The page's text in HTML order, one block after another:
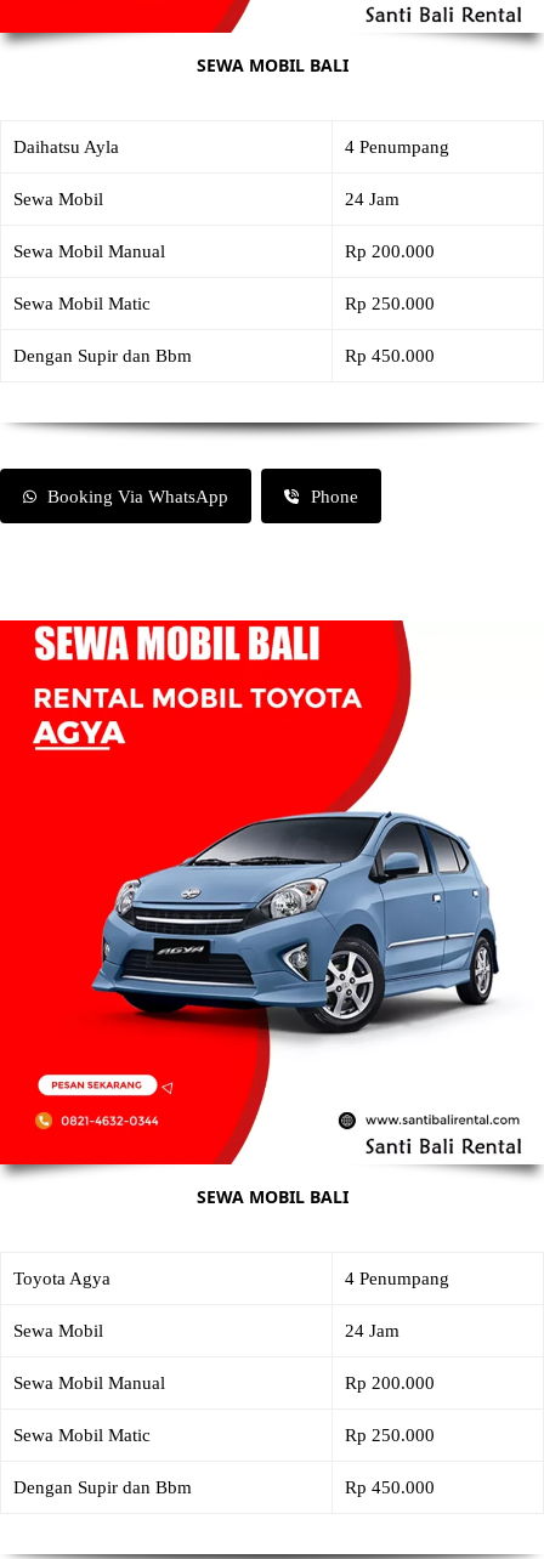
SEWA MOBIL BALI
Daihatsu Ayla 4 Penumpang
Sewa Mobil 24 Jam
Sewa Mobil Manual Rp 200.000
Sewa Mobil Matic Rp 250.000
Dengan Supir dan Bbm Rp 450.000
Booking Via WhatsApp Phone
SEWA MOBIL BALI
Toyota Agya 4 Penumpang
Sewa Mobil 24 Jam
Sewa Mobil Manual Rp 200.000
Sewa Mobil Matic Rp 250.000
Dengan Supir dan Bbm Rp 450.000